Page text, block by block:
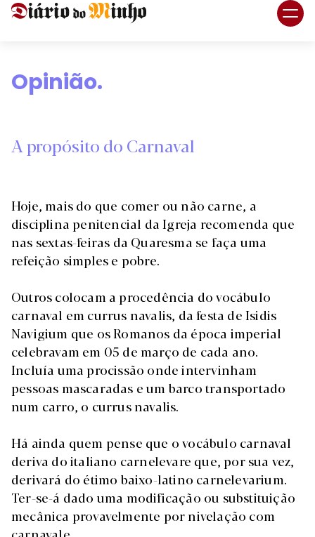
Opinião.
A propósito do Carnaval
Hoje, mais do que comer ou não carne, a
disciplina penitencial da Igreja recomenda que
nas sextas-feiras da Quaresma se faça uma
refeição simples e pobre.
Outros colocam a procedência do vocábulo
carnaval em currus navalis, da festa de Isidis
Navigium que os Romanos da época imperial
celebravam em 05 de março de cada ano.
Incluía uma procissão onde intervinham
pessoas mascaradas e um barco transportado
num carro, o currus navalis.
Há ainda quem pense que o vocábulo carnaval
deriva do italiano carnelevare que, por sua vez,
derivará do étimo baixo-latino carnelevarium.
Ter-se-á dado uma modificação ou substituição
mecânica provavelmente por nivelação com